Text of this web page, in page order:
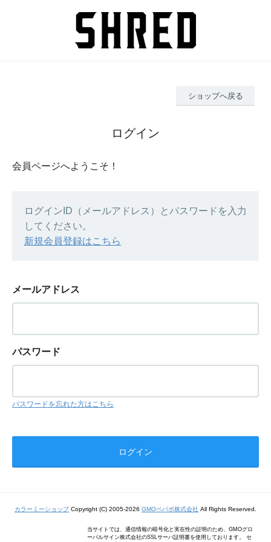
ショップへ戻る
ログイン
会員ページへようこそ！
ログインID（メールアドレス）とパスワードを入力
してください。
新規会員登録はこちら
メールアドレス
パスワード
パスワードを忘れた方はこちら
カラーミーショップCopyright (C) 2005-2026 GMOペパボ株式会社 All Rights Reserved.
当サイトでは、通信情報の暗号化と実在性の証明のため、GMOグロ
ーバルサイン株式会社のSSLサーバ証明書を使用しております。 セ